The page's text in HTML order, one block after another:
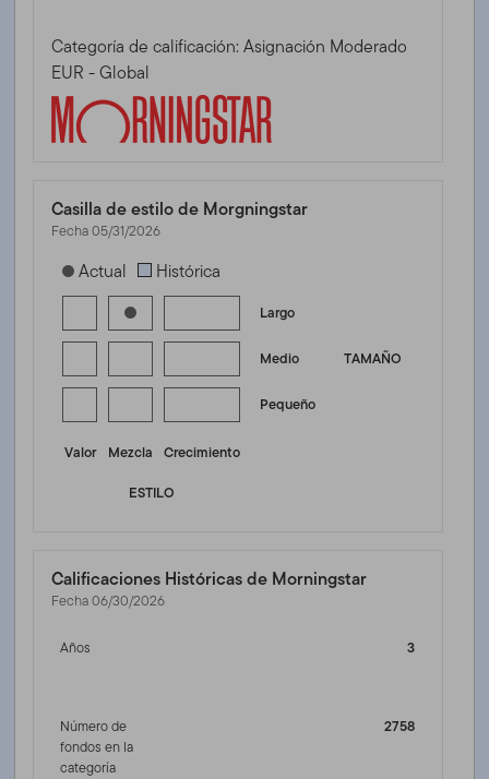
Categoría de calificación: Asignación Moderado
EUR - Global
Casilla de estilo de Morgningstar
Fecha 05/31/2026
[products.morningstar-stylebox-title-sr-equity]
Actual Histórica
Largo
TAMAÑO
Medio
Pequeño
Valor Mezcla
Crecimiento
ESTILO
Calificaciones Históricas de Morningstar
Fecha 06/30/2026
Años 3
Número de
fondos en la
categoría
2758